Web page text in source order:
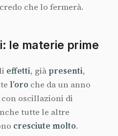
che lo fermerà.
le materie prime
effetti, già presenti,
l’oroche da un anno
con oscillazioni di
tutte le altre
cresciute molto.